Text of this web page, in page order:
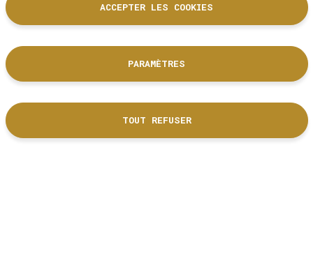
La Cité de l'accordéon et des patrimoines est un équipement culturel
ACCEPTER LES COOKIES
PARAMÈTRES
TOUT REFUSER